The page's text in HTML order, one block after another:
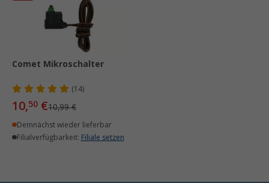
Comet Mikroschalter
(14)
10,50 €10,99 €
Demnächst wieder lieferbar
Filialverfügbarkeit: Filiale setzen